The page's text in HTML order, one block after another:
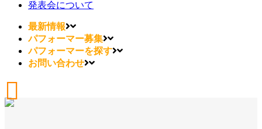
発表会について
最新情報
パフォーマー募集
パフォーマーを探す
お問い合わせ